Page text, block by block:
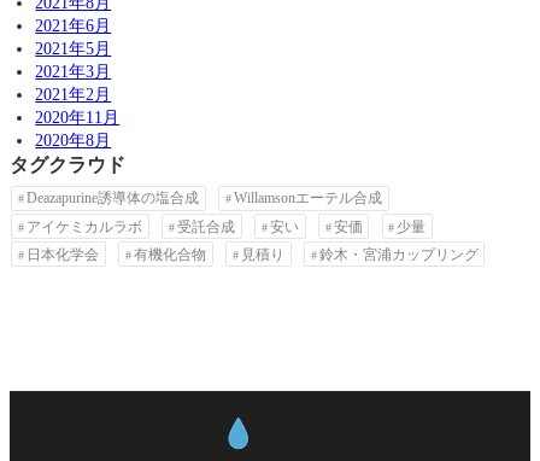
2021年6月
2021年5月
2021年3月
2021年2月
2020年11月
2020年8月
タグクラウド
Deazapurine誘導体の塩合成
Willamsonエーテル合成
アイケミカルラボ
受託合成 安い 安価
少量
日本化学会
有機化合物 見積り 鈴木・宮浦カップリング